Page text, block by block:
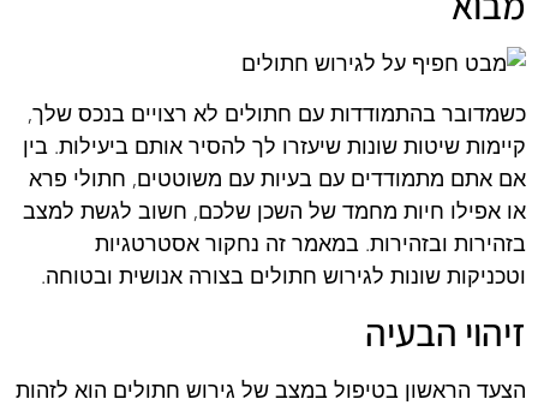
כשמדובר בהתמודדות עם חתולים לא רצויים בנכס שלך,
קיימות שיטות שונות שיעזרו לך להסיר אותם ביעילות. בין
אם אתם מתמודדים עם בעיות עם משוטטים, חתולי פרא
או אפילו חיות מחמד של השכן שלכם, חשוב לגשת למצב
בזהירות ובזהירות. במאמר זה נחקור אסטרטגיות
וטכניקות שונות לגירוש חתולים בצורה אנושית ובטוחה.
זיהוי הבעיה
הצעד הראשון בטיפול במצב של גירוש חתולים הוא לזהות